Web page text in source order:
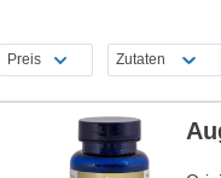
Preis Zutaten